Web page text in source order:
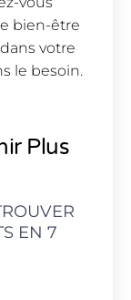
bien-être
votre
le besoin.
Plus
EN 7